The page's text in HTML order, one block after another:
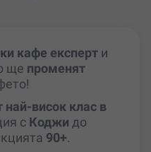
кафе експерт и
ще променят
най-висок клас в
с Коджи до
90+.